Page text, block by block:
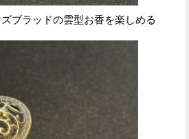
ブラッドの雲型お香を楽しめる